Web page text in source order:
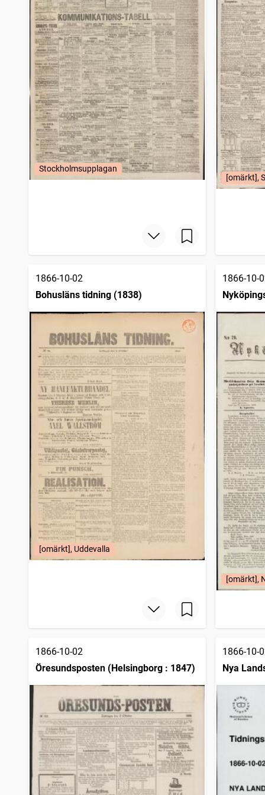
Umebladet
4
träffar
Hjo Weckotidning
4
träffar
Köpings tidning
4
träffar
Christinehamns allehanda
4
träffar
Alingsås weckoblad
4
träffar
Nora stads och Bergslags tidning
4
träffar
Gripen (Mariefred : 1866)
4
träffar
Jönköpingsposten
4
träffar
Skara tidning
4
träffar
Wäktaren, tidning för stat och kyrka
4
träffar
Enköpings weckoblad (1863)
4
träffar
Hudiksvallsposten
4
träffar
Wimmerby weckotidning
4
träffar
träffar
Nya Helsingen
träffar
Sölvesborgsposten
träffar
träffar
Stockholmsupplagan
[omärkt],
1866-10-02
Bohusläns tidning (1838)
[omärkt], Uddevalla
1866-10-
[omärkt],
1866-10-02
Öresundsposten (Helsingborg : 1847)
1866-10-
Nya